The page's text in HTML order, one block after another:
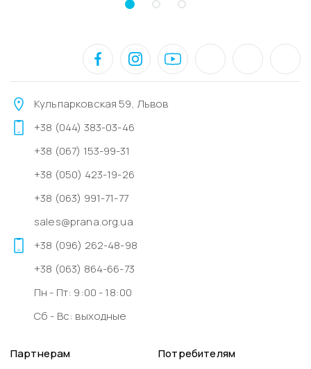
Кульпарковская 59, Львов
+38 (044) 383-03-46
+38 (067) 153-99-31
+38 (050) 423-19-26
+38 (063) 991-71-77
sales@prana.org.ua
+38 (096) 262-48-98
+38 (063) 864-66-73
Пн - Пт: 9:00 - 18:00
Сб - Вс: выходные
Партнерам
Потребителям